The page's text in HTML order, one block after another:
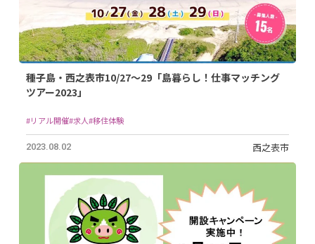
種子島・西之表市10/27～29「島暮らし！仕事マッチング
ツアー2023」
#リアル開催#求人#移住体験
2023.08.02 西之表市